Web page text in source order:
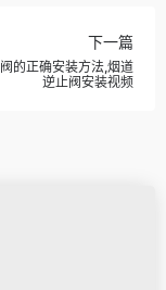
下一篇
的正确安装方法,烟道
逆止阀安装视频